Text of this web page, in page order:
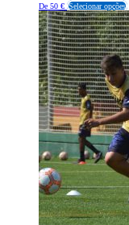
De 50 € Selecionar opções